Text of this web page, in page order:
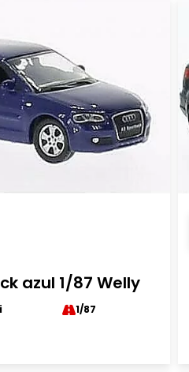
azul 1/87 Welly
1/87